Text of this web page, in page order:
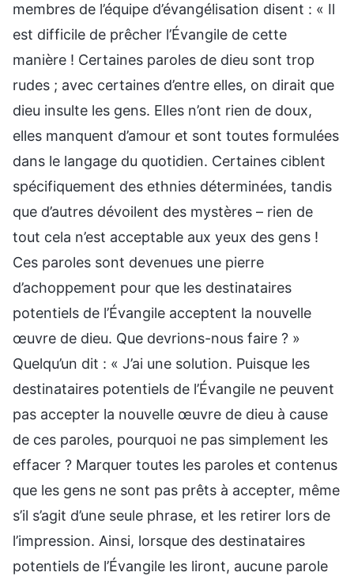
membres de l’équipe d’évangélisation disent : « Il
est difficile de prêcher l’Évangile de cette
manière ! Certaines paroles de dieu sont trop
rudes ; avec certaines d’entre elles, on dirait que
dieu insulte les gens. Elles n’ont rien de doux,
elles manquent d’amour et sont toutes formulées
dans le langage du quotidien. Certaines ciblent
spécifiquement des ethnies déterminées, tandis
que d’autres dévoilent des mystères – rien de
tout cela n’est acceptable aux yeux des gens !
Ces paroles sont devenues une pierre
d’achoppement pour que les destinataires
potentiels de l’Évangile acceptent la nouvelle
œuvre de dieu. Que devrions-nous faire ? »
Quelqu’un dit : « J’ai une solution. Puisque les
destinataires potentiels de l’Évangile ne peuvent
pas accepter la nouvelle œuvre de dieu à cause
de ces paroles, pourquoi ne pas simplement les
effacer ? Marquer toutes les paroles et contenus
que les gens ne sont pas prêts à accepter, même
s’il s’agit d’une seule phrase, et les retirer lors de
l’impression. Ainsi, lorsque des destinataires
potentiels de l’Évangile les liront, aucune parole